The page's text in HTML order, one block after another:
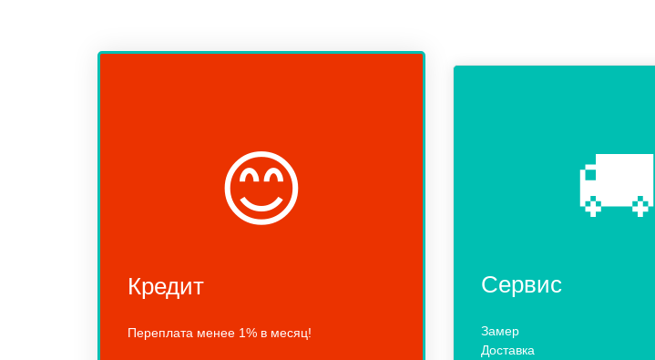
😊
Кредит
Переплата менее 1% в месяц!
🚚
Сервис
Замер
Доставка